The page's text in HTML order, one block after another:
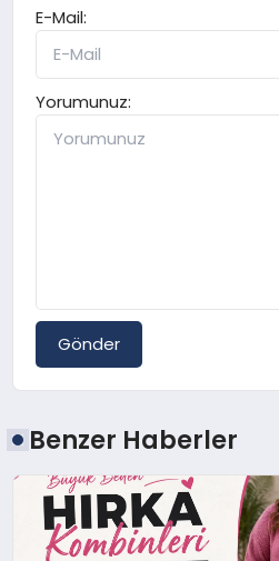
E-Mail:
Yorumunuz:
Gönder
Benzer Haberler